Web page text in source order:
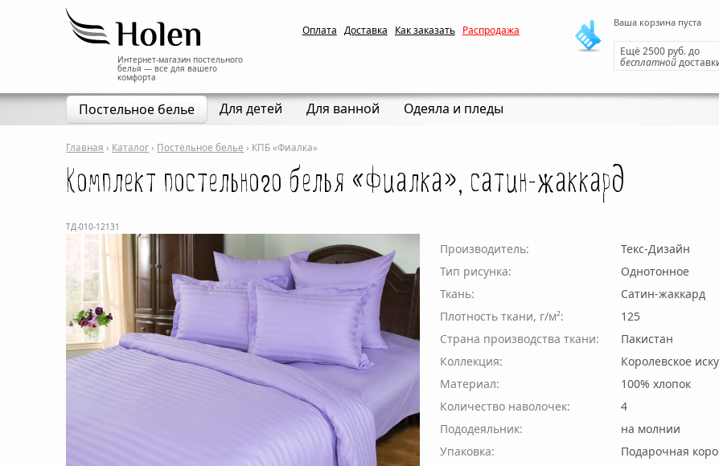
Интернет-магазин постельного
белья — все для вашего
комфорта
Оплата Доставка Как заказать Распродажа
Ваша корзина пуста
Ещё 2500 руб. до
бесплатной
Постельное белье Для детей Для ванной Одеяла и пледы
Главная › Каталог › Постельное белье › КПБ «Фиалка»
Комплект постельного белья «Фиалка», сатин-жаккард
ТД-010-12131
Производитель:
Текс-Дизайн
Тип рисунка:
Однотонное
Ткань:
Cатин-жаккард
Плотность ткани, г/м²:
125
Страна производства ткани:
Пакистан
Коллекция:
Королевское
Материал:
100% хлопок
Количество наволочек:
4
Пододеяльник:
на молнии
Упаковка:
Подарочная